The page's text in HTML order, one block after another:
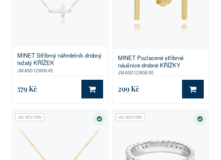
MINET Stříbrný náhrdelník drobný
ležatý KŘÍŽEK
JMAS0129SN45
579 Kč DO KOŠÍKU
MINET Pozlacené stříbrné
náušnice drobné KŘÍŽKY
JMAS0129GE00
299 Kč DO
AG 925/1000
SKLADEM
AG 925/1000